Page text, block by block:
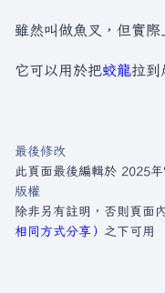
雖然叫做魚叉，但實際
它可以用於把蛟龍拉到
最後修改
此頁面最後編輯於 2025
版權
除非另有註明，否則頁面
相同方式分享） 之下可用